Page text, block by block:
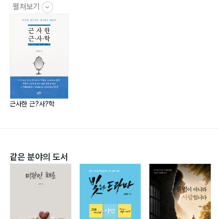
피카소가 그린 연인의 〈꿈〉 109
기독교에서의 꿈 113
불교에서의 꿈 119
동학에서의 꿈 121
이슬람교에서의 꿈 123
프로이트의 꿈의 해석 126
예지몽… 꿈에서 찾은 결정적 영감 131
자각몽… 꾸고 싶은 꿈을 꾼다 135
인생은 한바탕 꿈 148
꿈에서 깨다 150
친구·思·學
펼쳐보기
근사한 근?사?학
같은 분야의 도서